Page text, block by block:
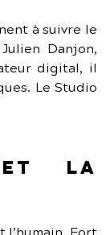
à suivre le
Danjon,
digital, il
Le Studio
et la